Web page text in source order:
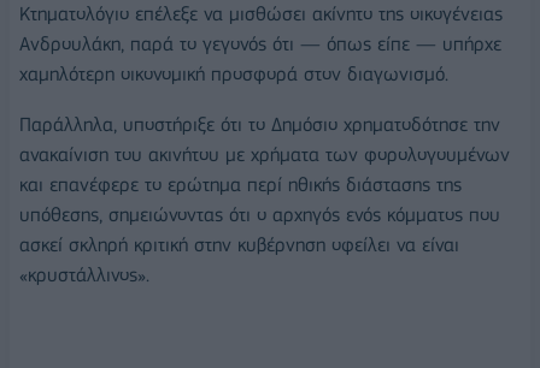
Κτηματολόγιο επέλεξε να μισθώσει ακίνητο της οικογένειας
Ανδρουλάκη, παρά το γεγονός ότι — όπως είπε — υπήρχε
χαμηλότερη οικονομική προσφορά στον διαγωνισμό.
Παράλληλα, υποστήριξε ότι το Δημόσιο χρηματοδότησε την
ανακαίνιση του ακινήτου με χρήματα των φορολογουμένων
και επανέφερε το ερώτημα περί ηθικής διάστασης της
υπόθεσης, σημειώνοντας ότι ο αρχηγός ενός κόμματος που
ασκεί σκληρή κριτική στην κυβέρνηση οφείλει να είναι
«κρυστάλλινος».